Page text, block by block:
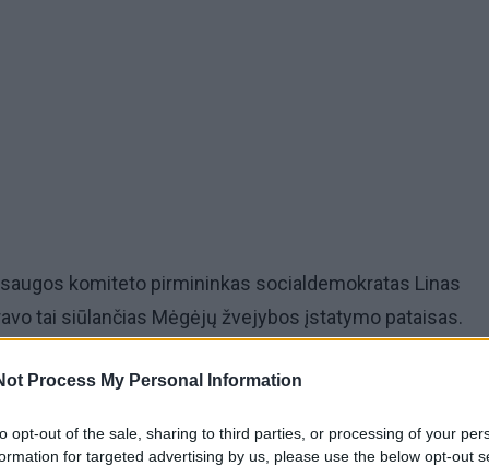
Process My Personal Information
opt-out of the sale, sharing to third parties, or processing of your
for targeted advertising by us, please use the below opt-out
komiteto pirmininkas socialdemokratas Linas
tai siūlančias Mėgėjų žvejybos įstatymo pataisas.
žvejoti nebūtų išduodamas arba jo galiojimas būtų
taip pat neatlygino žalos už padarytus nusikaltimus ar